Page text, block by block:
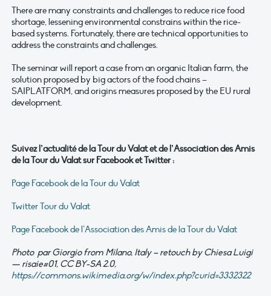
There are many constraints and challenges to reduce rice food
shortage, lessening environmental constrains within the rice-
based systems. Fortunately, there are technical opportunities to
address the constraints and challenges.
The seminar will report a case from an organic Italian farm, the
solution proposed by big actors of the food chains –
SAIPLATFORM, and origins measures proposed by the EU rural
development.
Suivez l’actualité de la Tour du Valat et de l’Association des Amis
de la Tour du Valat sur Facebook et Twitter :
Page Facebook de la Tour du Valat
Twitter Tour du Valat
Page Facebook de l’Association des Amis de la Tour du Valat
Photo par Giorgio from Milano, Italy – retouch by Chiesa Luigi
— risaie#01, CC BY-SA 2.0,
https://commons.wikimedia.org/w/index.php?curid=3332322